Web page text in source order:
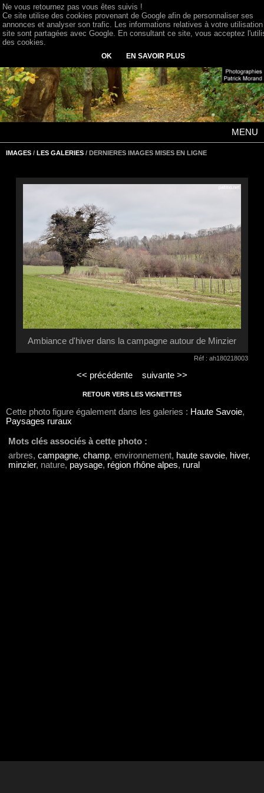
MENU
IMAGES / LES GALERIES / DERNIERES IMAGES MISES EN LIGNE
Ambiance d'hiver dans la campagne autour de Minzier
Réf : ah180218003
<< précédente suivante >>
RETOUR VERS LES VIGNETTES
Cette photo figure également dans les galeries : Haute Savoie,
Paysages ruraux
Mots clés associés à cette photo :
arbres, campagne, champ, environnement, haute savoie, hiver,
minzier, nature, paysage, région rhône alpes, rural
Ne vous retournez pas vous êtes suivis !
Ce site utilise des cookies provenant de Google afin de personnaliser ses
annonces et analyser son trafic. Les informations relatives à votre
site sont partagées avec Google. En consultant ce site, vous acceptez
des cookies.
OK EN SAVOIR PLUS